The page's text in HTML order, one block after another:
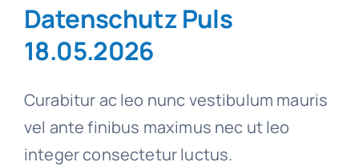
Datenschutz Puls
18.05.2026
Curabitur ac leo nunc vestibulum mauris
vel ante finibus maximus nec ut leo
integer consectetur luctus.